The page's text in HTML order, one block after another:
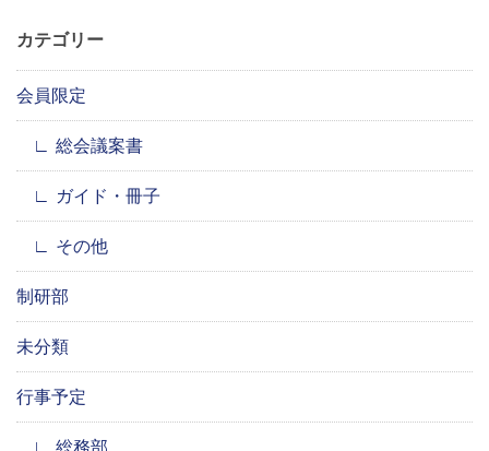
カテゴリー
会員限定
総会議案書
ガイド・冊子
その他
制研部
未分類
行事予定
総務部